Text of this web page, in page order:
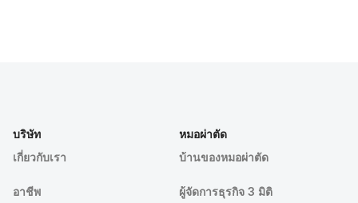
บริษัท
เกี่ยวกับเรา
อาชีพ
หมอผ่าตัด
บ้านของหมอผ่าตัด
ผู้จัดการธุรกิจ 3 มิติ